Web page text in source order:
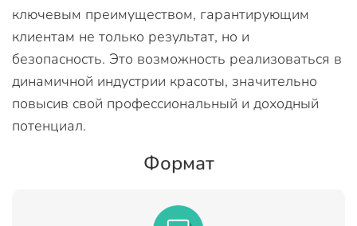
ключевым преимуществом, гарантирующим
клиентам не только результат, но и
безопасность. Это возможность реализоваться в
динамичной индустрии красоты, значительно
повысив свой профессиональный и доходный
потенциал.
Формат